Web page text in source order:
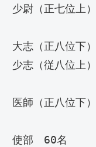
（正七位上）
（正八位下）
（従八位上）
（正八位下）
　60名